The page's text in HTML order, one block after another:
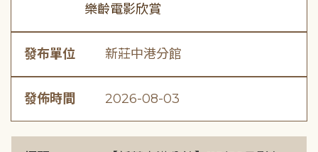
樂齡電影欣賞
發布單位 新莊中港分館
發佈時間 2026-08-03